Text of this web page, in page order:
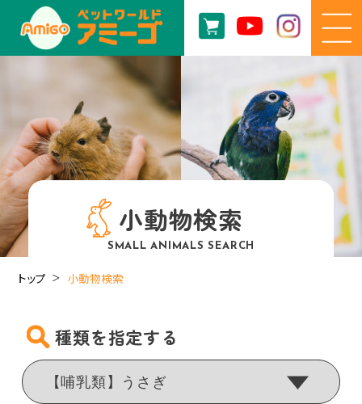
小動物検索
SMALL ANIMALS SEARCH
トップ 小動物検索
種類を指定する